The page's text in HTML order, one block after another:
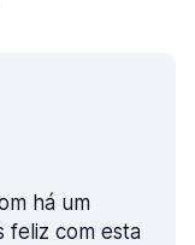
há um
feliz com esta